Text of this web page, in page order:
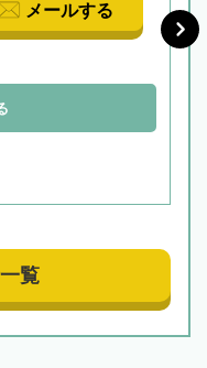
メールする
覧